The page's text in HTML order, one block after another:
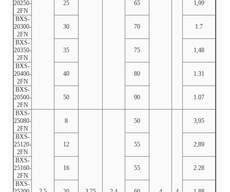
20250-
2FN
25 65 1,99
BXS-
20300-
2FN
30 70 1.7
BXS-
20350-
2FN
35 75 1,48
BXS-
20400-
2FN
40 80 1.31
BXS-
20500-
2FN
50 90 1.07
BXS-
25080-
2FN
8 50 3,95
BXS-
25120-
2FN
12 55 2,89
BXS-
25160-
2FN
16 55 2.28
BXS-